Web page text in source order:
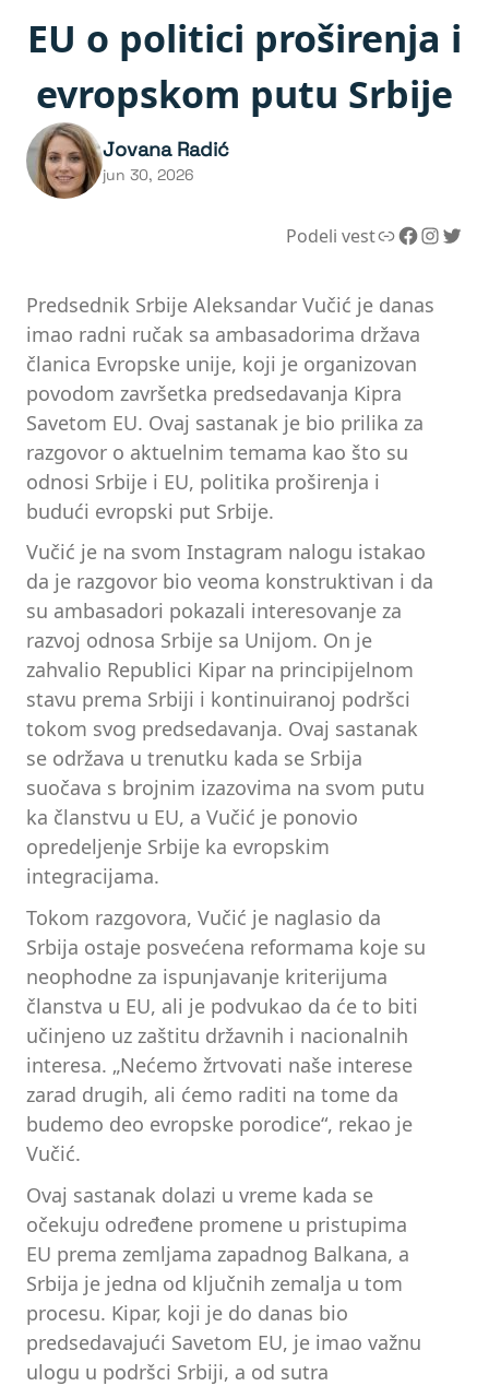
EU o politici proširenja i
evropskom putu Srbije
Jovana Radić
jun 30, 2026
Podeli vestLink Facebook InstagramTwitter
Predsednik Srbije Aleksandar Vučić je danas
imao radni ručak sa ambasadorima država
članica Evropske unije, koji je organizovan
povodom završetka predsedavanja Kipra
Savetom EU. Ovaj sastanak je bio prilika za
razgovor o aktuelnim temama kao što su
odnosi Srbije i EU, politika proširenja i
budući evropski put Srbije.
Vučić je na svom Instagram nalogu istakao
da je razgovor bio veoma konstruktivan i da
su ambasadori pokazali interesovanje za
razvoj odnosa Srbije sa Unijom. On je
zahvalio Republici Kipar na principijelnom
stavu prema Srbiji i kontinuiranoj podršci
tokom svog predsedavanja. Ovaj sastanak
se održava u trenutku kada se Srbija
suočava s brojnim izazovima na svom putu
ka članstvu u EU, a Vučić je ponovio
opredeljenje Srbije ka evropskim
integracijama.
Tokom razgovora, Vučić je naglasio da
Srbija ostaje posvećena reformama koje su
neophodne za ispunjavanje kriterijuma
članstva u EU, ali je podvukao da će to biti
učinjeno uz zaštitu državnih i nacionalnih
interesa. „Nećemo žrtvovati naše interese
zarad drugih, ali ćemo raditi na tome da
budemo deo evropske porodice“, rekao je
Vučić.
Ovaj sastanak dolazi u vreme kada se
očekuju određene promene u pristupima
EU prema zemljama zapadnog Balkana, a
Srbija je jedna od ključnih zemalja u tom
procesu. Kipar, koji je do danas bio
predsedavajući Savetom EU, je imao važnu
ulogu u podršci Srbiji, a od sutra